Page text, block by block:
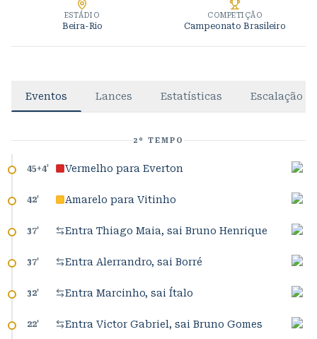
ESTÁDIO
Beira-Rio
COMPETIÇÃO
Campeonato Brasileiro
Eventos Lances Estatísticas Escalação
2º TEMPO
45+4' Vermelho para Everton
42' Amarelo para Vitinho
37' Entra Thiago Maia, sai Bruno Henrique
37' Entra Alerrandro, sai Borré
32' Entra Marcinho, sai Ítalo
22' Entra Victor Gabriel, sai Bruno Gomes